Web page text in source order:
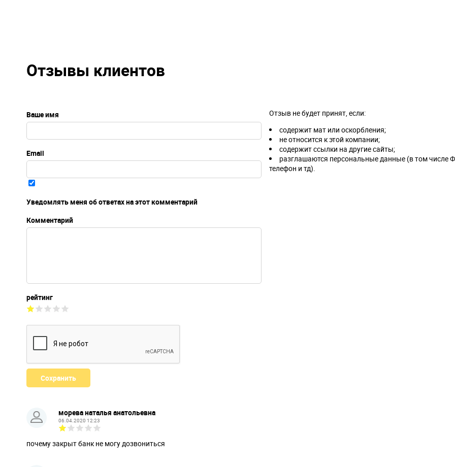
Отзывы клиентов
Ваше имя
Email
Уведомлять меня об ответах на этот комментарий
Комментарий
рейтинг
Отзыв не будет принят, если:
содержит мат или оскорбления;
не относится к этой компании;
содержит ссылки на другие сайты;
разглашаются персональные данные (в том числе
телефон и тд).
морева наталья анатольевна
06.04.2020 12:23
почему закрыт банк не могу дозвониться